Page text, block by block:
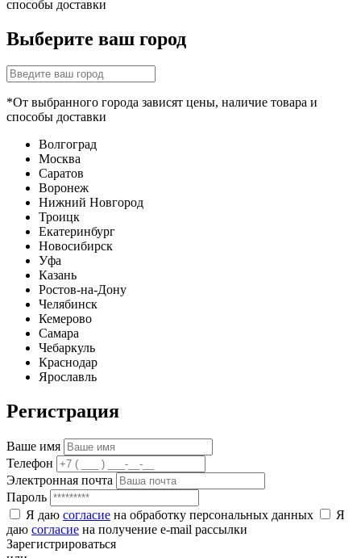
способы доставки
Выберите ваш город
*От выбранного города зависят цены, наличие товара и
способы доставки
Волгоград
Москва
Саратов
Воронеж
Нижний Новгород
Троицк
Екатеринбург
Новосибирск
Уфа
Казань
Ростов-на-Дону
Челябинск
Кемерово
Самара
Чебаркуль
Краснодар
Ярославль
Регистрация
Ваше имя
Телефон
Электронная почта
Пароль
Я даю согласие на обработку персональных данных
Я
даю согласие на получение e-mail рассылки
Зарегистрироваться